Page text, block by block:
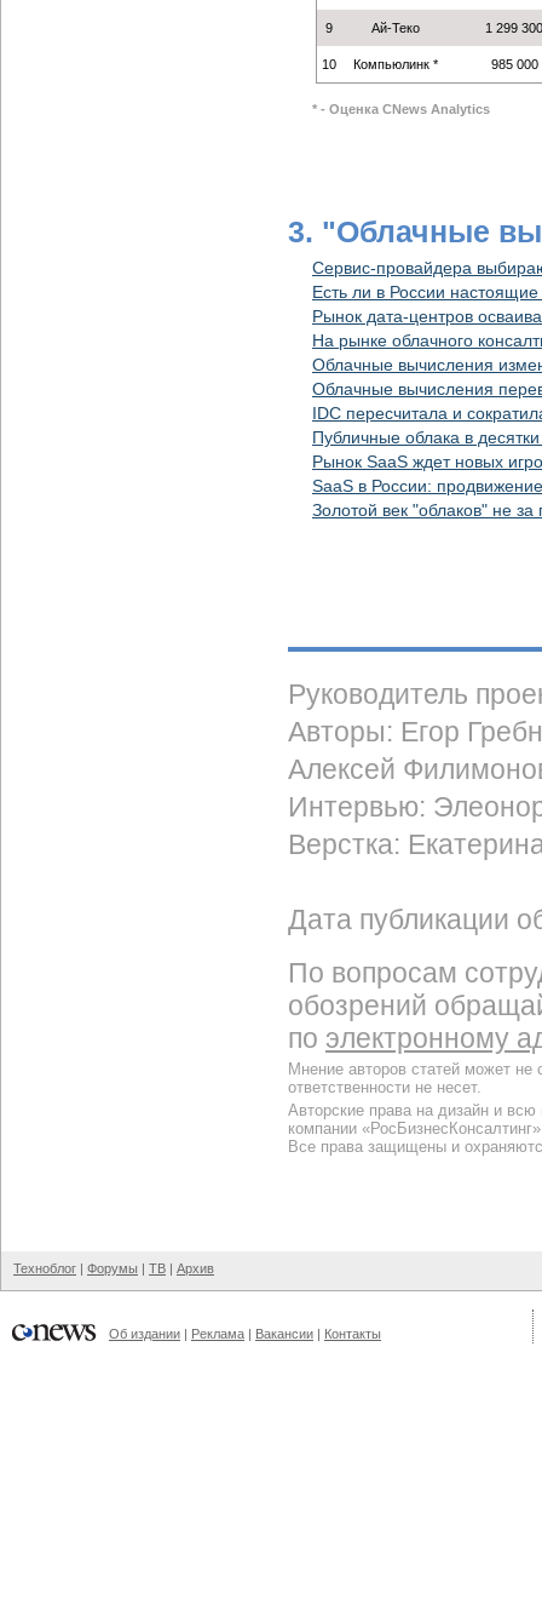
9 Ай-Теко 1 299 300
10 Компьюлинк * 985 000
* - Оценка CNews Analytics
3. "Облачные
Сервис-провайдера
Есть ли в России
Рынок дата-центров
На рынке облачного
Облачные вычисления
Облачные вычисления
IDC пересчитала и
Публичные облака в
Рынок SaaS ждет новых
SaaS в России:
Золотой век "облаков" не за
Руководитель
Авторы: Егор
Алексей
Интервью:
Верстка:
Дата публикации
По вопросам
обозрений
по электронному
Мнение авторов статей может
ответственности не несет.
Авторские права на дизайн и
компании
Все права защищены и
Техноблог | Форумы | ТВ | Архив
Об издании | Реклама | Вакансии | Контакты